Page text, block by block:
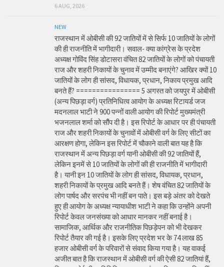
6 AUG, 2026
NEW
राजस्थान में ओबीसी की 92 जातियों में से सिर्फ 10 जातियों के लोगों
की ही राजनीति में भागीदारी। सवाल- क्या कांग्रेस के प्रदेश
अध्यक्ष गोविंद सिंह डोटासरा वंचित 82 जातियों के लोगों को पंचायती
राज और शहरी निकायों के चुनाव में उम्मीद बनाएंगे? आखिर क्यों 10
जातियों के लोग ही सांसद, विधायक, प्रधान, निकाय प्रमुख आदि
बनते हैं? ================ 5 अगस्त को जयपुर में ओबीसी
(अन्य पिछड़ा वर्ग) प्रतिनिधित्व आयोग के अध्यक्ष रिटायर्ड जज
मदनलाल भाटी ने 900 पन्नों वाली आयोग की रिपोर्ट मुख्यमंत्री
भजनलाल शर्मा को सौंप दी है। इस रिपोर्ट के आधार पर ही पंचायती
राज और शहरी निकायों के चुनावों में ओबीसी वर्ग के लिए सीटों का
आरक्षण होगा, लेकिन इस रिपोर्ट में चौकाने वाली बात यह है कि
राजस्थान में अन्य पिछड़ा वर्ग यानी ओबीसी की 92 जातियों हैं,
लेकिन इनमें से 10 जातियों के लोगों की ही राजनीति में भागीदारी
है। यानी इन 10 जातियों के लोग ही सांसद, विधायक, प्रधान,
शहरी निकायों के प्रमुख आदि बनते हैं। शेष वंचित 82 जातियों के
लोग पार्षद और सरपंच भी नहीं बन पाते। इस बड़े अंतर को देखते
हुए ही आयोग के अध्यक्ष न्यायाधीश भाटी ने कहा कि उन्होंने अपनी
रिपोर्ट केवल जनसंख्या को आधार मानकर नहीं बनाई है।
सामाजिक, आर्थिक और राजनीतिक पिछड़ेपन को भी देखकर
रिपोर्ट तैयार की गई है। इसके लिए प्रदेश भर के 74 लाख 85
हजार ओबीसी वर्ग के परिवारों से संवाद किया गया है। यह वाकई
अजीत बात है कि राजस्थान में ओबीसी वर्ग की ऐसी 82 जातियां हैं,